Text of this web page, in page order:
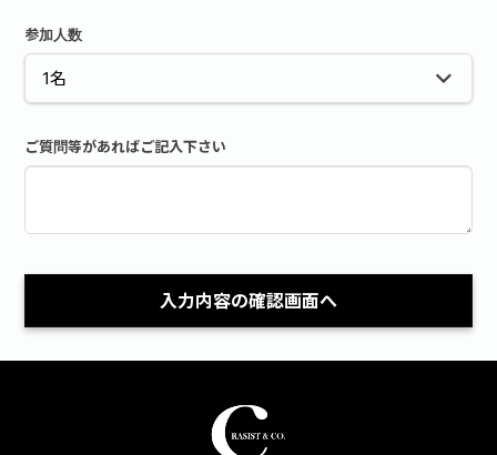
参加人数
ご質問等があればご記入下さい
入力内容の確認画面へ